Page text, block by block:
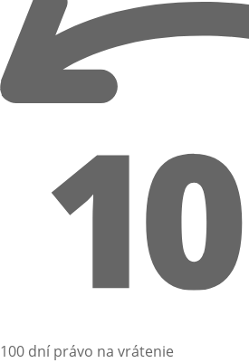
100 dní právo na vrátenie